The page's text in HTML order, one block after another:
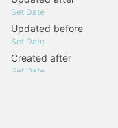
Set Date
Updated before
Set Date
Created after
Set Date